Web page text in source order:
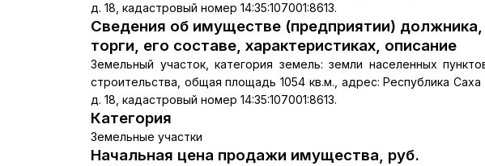
д. 18, кадастровый номер 14:35:107001:8613.
Сведения об имуществе (предприятии)
торги, его составе, характеристиках, описание
Земельный участок, категория земель: земли населенных
строительства, общая площадь 1054 кв.м., адрес: Республика Саха
д. 18, кадастровый номер 14:35:107001:8613.
Категория
Земельные участки
Начальная цена продажи имущества, руб.